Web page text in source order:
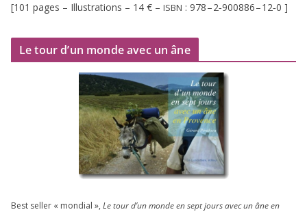
[101 pages – Illustrations – 14 € – ISBN : 978–2‑900886–12‑0 ]
Le tour d’un monde avec un âne
Best sel­ler « mon­dial », Le tour d’un monde en sept jours avec un âne en